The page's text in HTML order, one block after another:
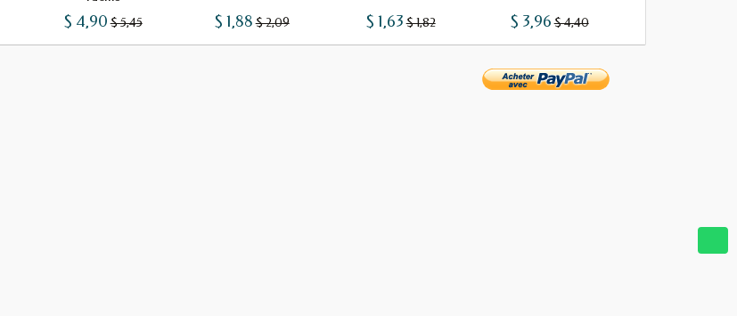
$ 4,90 $ 5,45 $ 1,88 $ 2,09 $ 1,63 $ 1,82 $ 3,96 $ 4,40